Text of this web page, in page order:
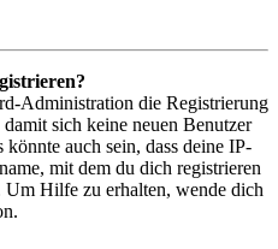
Administration die Registrierung
sich keine neuen Benutzer
auch sein, dass deine IP-
mit dem du dich registrieren
Um Hilfe zu erhalten, wende dich